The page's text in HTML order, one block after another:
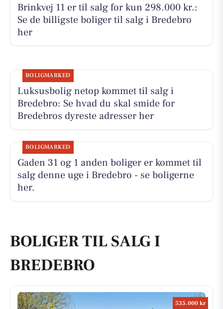
Brinkvej 11 er til salg for kun 298.000 kr.:
Se de billigste boliger til salg i Bredebro
her
BOLIGMARKED
Luksusbolig netop kommet til salg i
Bredebro: Se hvad du skal smide for
Bredebros dyreste adresser her
BOLIGMARKED
Gaden 31 og 1 anden boliger er kommet til
salg denne uge i Bredebro - se boligerne
her.
BOLIGER TIL SALG I
BREDEBRO
535.000 kr